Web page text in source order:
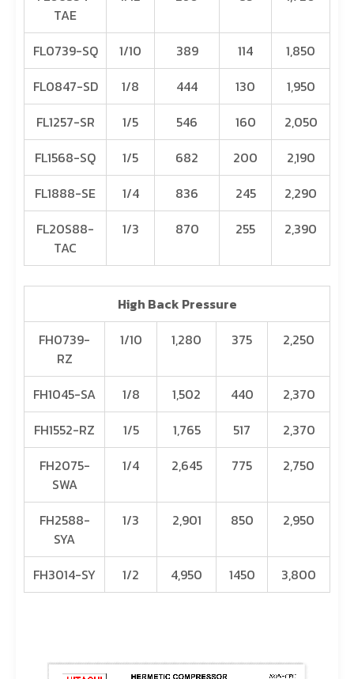
TAE
FL0739-SQ 1/10 389 114
1,850
FL0847-SD
1/8 444 130
1,950
FL1257-SR
1/5 546 160
2,050
FL1568-SQ
1/5 682 200
2,190
FL1888-SE
1/4 836 245
2,290
FL20S88-
TAC
1/3 870 255 2,390
High Back Pressure
FH0739-
RZ
1/10 1,280 375 2,250
FH1045-SA 1/8 1,502 440
2,370
FH1552-RZ
1/5 1,765 517
2,370
FH2075-
SWA
1/4 2,645 775 2,750
FH2588-
SYA
1/3 2,901 850 2,950
FH3014-SY 1/2 4,950 1450 3,800